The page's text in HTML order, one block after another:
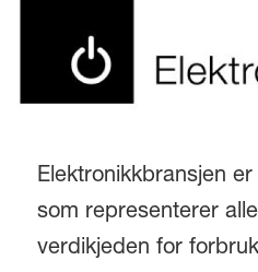
Elektronikkbransjen
som representerer
verdikjeden for